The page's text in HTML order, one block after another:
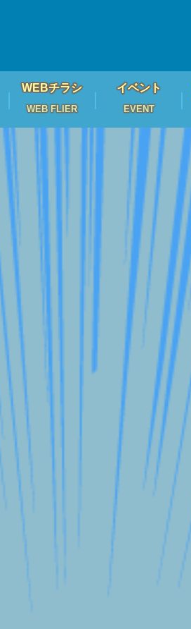
WEBチラシ
WEB FLIER
イベント
EVENT